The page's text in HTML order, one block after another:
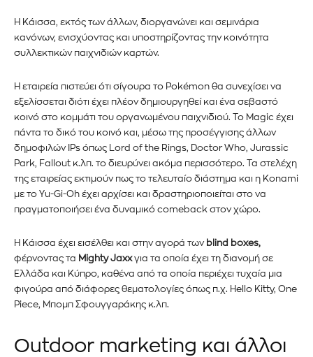
Εγγραφείτε στο Newsletter του
ενημερωθείτε πρώτοι για τα νέα
Η Κάισσα, εκτός των άλλων, διοργανώνει και σεμινάρια
κανόνων, ενισχύοντας και υποστηρίζοντας την κοινότητα
συλλεκτικών παιχνιδιών καρτών.
Η εταιρεία πιστεύει ότι σίγουρα το Pokémon θα συνεχίσει να
εξελίσσεται διότι έχει πλέον δημιουργηθεί και ένα σεβαστό
κοινό στο κομμάτι του οργανωμένου παιχνιδιού. Το Magic έχει
πάντα το δικό του κοινό και, μέσω της προσέγγισης άλλων
δημοφιλών IPs όπως Lord of the Rings, Doctor Who, Jurassic
Park, Fallout κ.λπ. το διευρύνει ακόμα περισσότερο. Τα στελέχη
της εταιρείας εκτιμούν πως το τελευταίο διάστημα και η Konami
με το Yu-Gi-Oh έχει αρχίσει και δραστηριοποιείται στο να
πραγματοποιήσει ένα δυναμικό comeback στον χώρο.
Η Κάισσα έχει εισέλθει και στην αγορά των blind boxes,
φέρνοντας τα Mighty Jaxxγια τα οποία έχει τη διανομή σε
Ελλάδα και Κύπρο, καθένα από τα οποία περιέχει τυχαία μια
φιγούρα από διάφορες θεματολογίες όπως π.χ. Hello Kitty, One
Piece, Μπομπ Σφουγγαράκης κ.λπ.
Outdoor marketing και άλλοι